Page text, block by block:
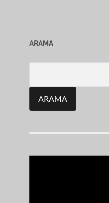
ARAMA